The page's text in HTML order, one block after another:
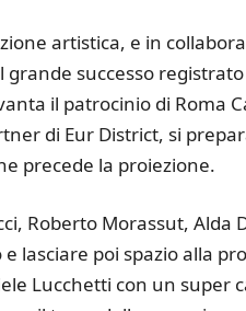
artistica, e in
successo
il patrocinio di Roma
di Eur District, si
precede la proiezione.
Roberto Morassut, Alda
lasciare poi spazio alla
Lucchetti con un super